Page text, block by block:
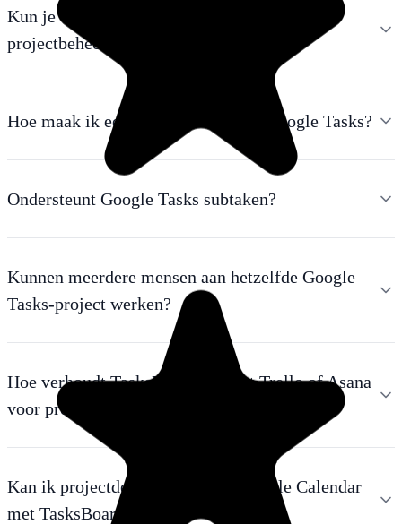
Kun je Google Tasks gebruiken voor
projectbeheer?
Hoe maak ik een Kanban-bord met Google Tasks?
Ondersteunt Google Tasks subtaken?
Kunnen meerdere mensen aan hetzelfde Google
Tasks-project werken?
Hoe verhoudt TasksBoard zich tot Trello of Asana
voor projectbeheer?
Kan ik projectdeadlines zien in Google Calendar
met TasksBoard?